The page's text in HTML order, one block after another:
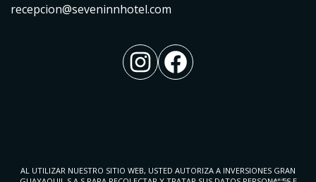
recepcion@seveninnhotel.com
Instagram
Facebook
AL UTILIZAR NUESTRO SITIO WEB, USTED AUTORIZA A INVERSIONES GRAN